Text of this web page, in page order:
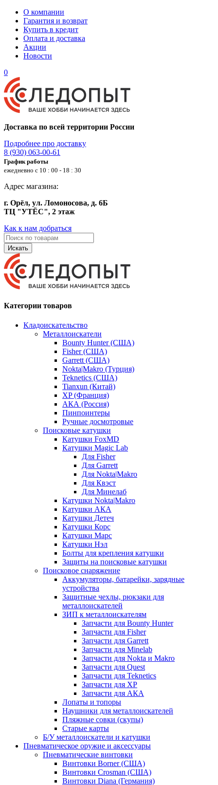
О компании
Гарантия и возврат
Купить в кредит
Оплата и доставка
Акции
Новости
0
Доставка по всей территории России
Подробнее про доставку
8 (930) 063-00-61
График работы
ежедневно с 10 : 00 - 18 : 30
Адрес магазина:
г. Орёл, ул. Ломоносова, д. 6Б
ТЦ "УТЁС", 2 этаж
Как к нам добраться
Искать
Категории товаров
Кладоискательство
Металлоискатели
Bounty Hunter (США)
Fisher (США)
Garrett (США)
Nokta|Makro (Турция)
Teknetics (США)
Tianxun (Китай)
XP (Франция)
АКА (Россия)
Пинпоинтеры
Ручные досмотровые
Поисковые катушки
Катушки FoxMD
Катушки Magic Lab
Для Fisher
Для Garrett
Для Nokta|Makro
Для Квэст
Для Минелаб
Катушки Nokta|Makro
Катушки АКА
Катушки Детеч
Катушки Корс
Катушки Марс
Катушки Нэл
Болты для крепления катушки
Защиты на поисковые катушки
Поисковое снаряжение
Аккумуляторы, батарейки, зарядные
устройства
Защитные чехлы, рюкзаки для
металлоискателей
ЗИП к металлоискателям
Запчасти для Bounty Hunter
Запчасти для Fisher
Запчасти для Garrett
Запчасти для Minelab
Запчасти для Nokta и Makro
Запчасти для Quest
Запчасти для Teknetics
Запчасти для XP
Запчасти для АКА
Лопаты и топоры
Наушники для металлоискателей
Пляжные совки (скупы)
Старые карты
Б/У металлоискатели и катушки
Пневматическое оружие и аксессуары
Пневматические винтовки
Винтовки Borner (США)
Винтовки Crosman (США)
Винтовки Diana (Германия)